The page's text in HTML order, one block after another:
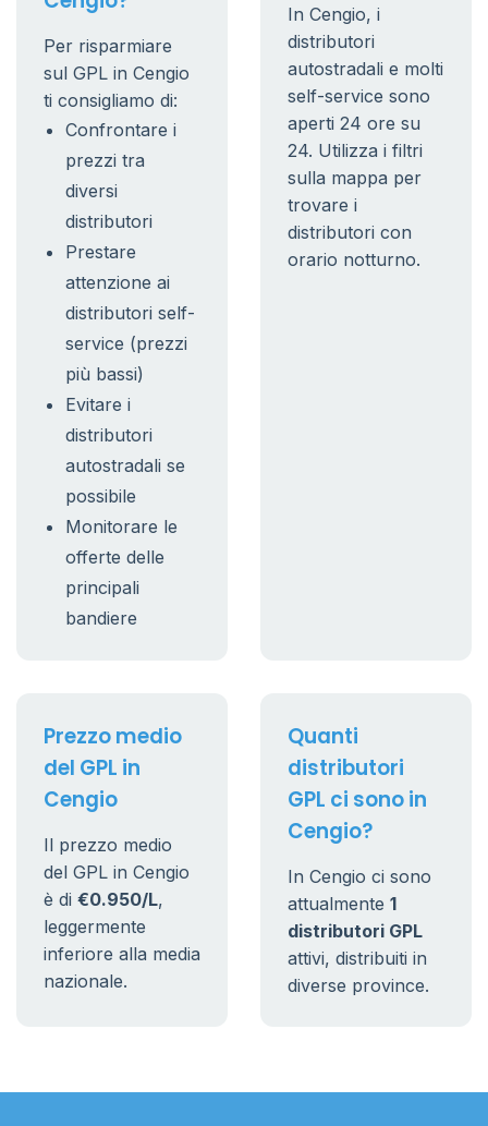
Per risparmiare
sul GPL in Cengio
ti consigliamo di:
Confrontare i
prezzi tra
diversi
distributori
Prestare
attenzione ai
distributori self-
service (prezzi
più bassi)
Evitare i
distributori
autostradali se
possibile
Monitorare le
offerte delle
principali
bandiere
In Cengio, i
distributori
autostradali e molti
self-service sono
aperti 24 ore su
24. Utilizza i filtri
sulla mappa per
trovare i
distributori con
orario notturno.
Prezzo medio
del GPL in
Cengio
Il prezzo medio
del GPL in Cengio
è di €0.950/L,
leggermente
inferiore alla media
nazionale.
Quanti
distributori
GPL ci sono in
Cengio?
In Cengio ci sono
attualmente 1
distributori GPL
attivi, distribuiti in
diverse province.